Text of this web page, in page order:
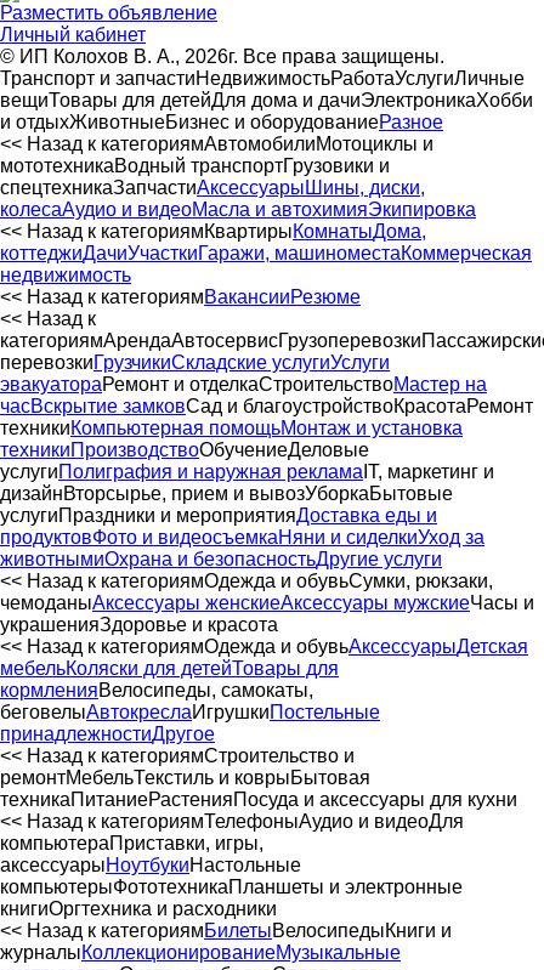
Разместить объявление
Личный кабинет
© ИП Колохов В. А., 2026г. Все права защищены.
Транспорт и запчастиНедвижимостьРаботаУслугиЛичные
вещиТовары для детейДля дома и дачиЭлектроникаХобби
и отдыхЖивотныеБизнес и оборудованиеРазное
<< Назад к категориямАвтомобилиМотоциклы и
мототехникаВодный транспортГрузовики и
спецтехникаЗапчастиАксессуары Шины, диски,
колесаАудио и видеоМасла и автохимияЭкипировка
<< Назад к категориямКвартирыКомнатыДома,
коттеджиДачиУчасткиГаражи, машиноместаКоммерческая
недвижимость
<< Назад к категориямВакансииРезюме
<< Назад к
категориямАрендаАвтосервиcГрузоперевозки
перевозкиГрузчикиСкладские услугиУслуги
эвакуатораРемонт и отделкаСтроительствоМастер на
часВскрытие замковСад и благоустройствоКрасотаРемонт
техникиКомпьютерная помощьМонтаж и установка
техникиПроизводствоОбучениеДеловые
услугиПолиграфия и наружная реклама IT, маркетинг и
дизайнВторсырье, прием и вывозУборкаБытовые
услугиПраздники и мероприятияДоставка еды и
продуктовФото и видеосъемкаНяни и сиделкиУход за
животнымиОхрана и безопасностьДругие услуги
<< Назад к категориямОдежда и обувьСумки, рюкзаки,
чемоданыАксессуары женскиеАксессуары мужскиеЧасы и
украшенияЗдоровье и красота
<< Назад к категориямОдежда и обувьАксессуарыДетская
мебельКоляски для детейТовары для
кормленияВелосипеды, самокаты,
беговелыАвтокреслаИгрушкиПостельные
принадлежностиДругое
<< Назад к категориямСтроительство и
ремонтМебельТекстиль и коврыБытовая
техникаПитаниеРастенияПосуда и аксессуары для кухни
<< Назад к категориямТелефоныАудио и видеоДля
компьютераПриставки, игры,
аксессуарыНоутбукиНастольные
компьютерыФототехникаПланшеты и электронные
книгиОргтехника и расходники
<< Назад к категориямБилетыВелосипедыКниги и
журналыКоллекционированиеМузыкальные